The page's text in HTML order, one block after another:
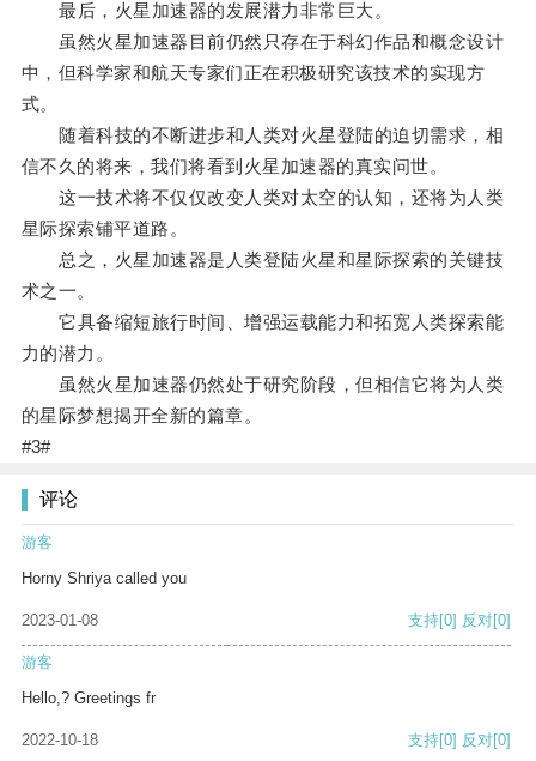
最后，火星加速器的发展潜力非常巨大。
虽然火星加速器目前仍然只存在于科幻作品和概念设计
中，但科学家和航天专家们正在积极研究该技术的实现方
式。
随着科技的不断进步和人类对火星登陆的迫切需求，相
信不久的将来，我们将看到火星加速器的真实问世。
这一技术将不仅仅改变人类对太空的认知，还将为人类
星际探索铺平道路。
总之，火星加速器是人类登陆火星和星际探索的关键技
术之一。
它具备缩短旅行时间、增强运载能力和拓宽人类探索能
力的潜力。
虽然火星加速器仍然处于研究阶段，但相信它将为人类
的星际梦想揭开全新的篇章。
#3#
评论
游客
Horny Shriya called you
2023-01-08 支持[0] 反对[0]
游客
Hello,? Greetings fr
2022-10-18 支持[0] 反对[0]